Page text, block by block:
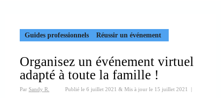
Guides professionnels Réussir un événement
Organisez un événement virtuel
adapté à toute la famille !
Par Sandy R. Publié le 6 juillet 2021 & Mis à jour le 15 juillet 2021 |